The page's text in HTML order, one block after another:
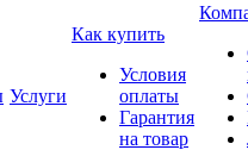
Услуги
Как купить
Условия
оплаты
Гарантия
на товар